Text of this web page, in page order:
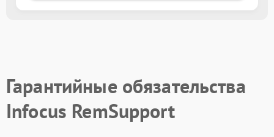
Гарантийные обязательства
Infocus RemSupport